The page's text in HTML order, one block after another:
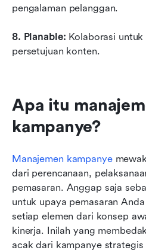
pengalaman pelanggan.
8. Planable: Kolaborasi untuk
persetujuan konten.
Apa itu
kampanye?
Manajemen kampanye
dari perencanaan,
pemasaran. Anggap saja
untuk upaya pemasaran
setiap elemen dari konsep
kinerja. Inilah yang
acak dari kampanye